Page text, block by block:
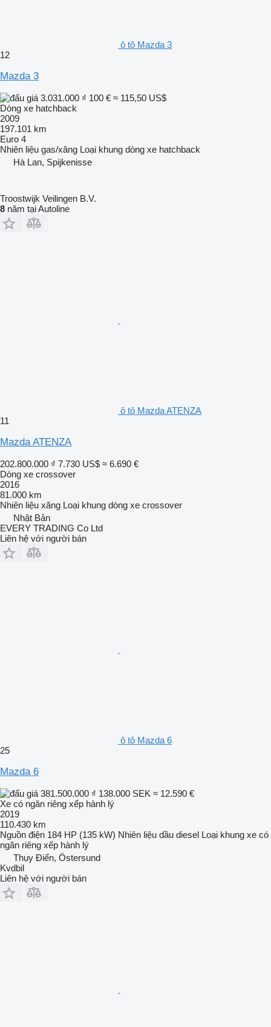
ô tô Mazda 3
12
Mazda 3
3.031.000 ₫ 100 € ≈ 115,50 US$
Dòng xe hatchback
2009
197.101 km
Euro 4
Nhiên liệu gas/xăng Loại khung dòng xe hatchback
Hà Lan, Spijkenisse
Troostwijk Veilingen B.V.
8 năm tại Autoline
ô tô Mazda ATENZA
11
Mazda ATENZA
202.800.000 ₫ 7.730 US$ ≈ 6.690 €
Dòng xe crossover
2016
81.000 km
Nhiên liệu xăng Loại khung dòng xe crossover
Nhật Bản
EVERY TRADING Co Ltd
Liên hệ với người bán
ô tô Mazda 6
25
Mazda 6
381.500.000 ₫ 138.000 SEK ≈ 12.590 €
Xe có ngăn riêng xếp hành lý
2019
110.430 km
Nguồn điện 184 HP (135 kW) Nhiên liệu dầu diesel Loại khung xe có
ngăn riêng xếp hành lý
Thụy Điển, Östersund
Kvdbil
Liên hệ với người bán